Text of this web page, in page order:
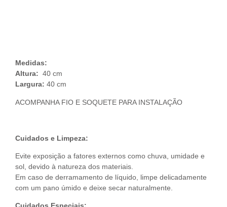
Medidas:
Altura: 40 cm
Largura: 40 cm
ACOMPANHA FIO E SOQUETE PARA INSTALAÇÃO
Cuidados e Limpeza:
Evite exposição a fatores externos como chuva, umidade e
sol, devido à natureza dos materiais.
Em caso de derramamento de líquido, limpe delicadamente
com um pano úmido e deixe secar naturalmente.